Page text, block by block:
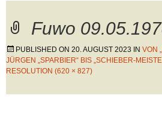
Fuwo
PUBLISHED ON 20. AUGUST 2023 IN VON
JÜRGEN „SPARBIER“ BIS „SCHIEBER-
RESOLUTION (620 × 827)